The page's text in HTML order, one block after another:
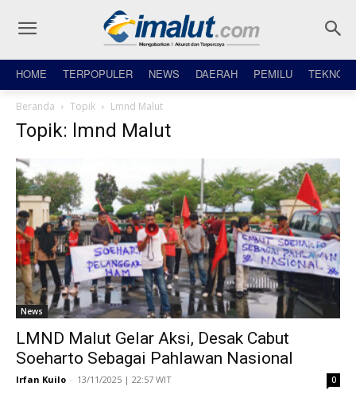
HOME TERPOPULER NEWS DAERAH PEMILU TEKNO
Beranda Topik Lmnd Malut
Topik: lmnd Malut
News
LMND Malut Gelar Aksi, Desak Cabut
Soeharto Sebagai Pahlawan Nasional
Irfan Kuilo - 13/11/2025 | 22:57 WIT 0